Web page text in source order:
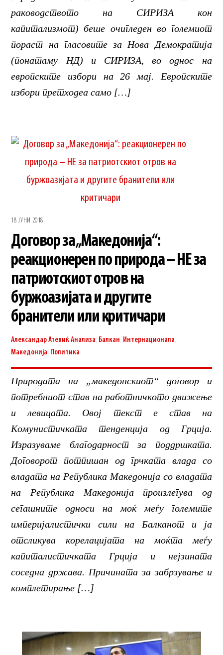
раководството на СИРИЗА кон
капитализмот) беше очигледен во големиот
пораст на гласовите за Нова Демократија
(понатаму НД) и СИРИЗА, во однос на
европските избори на 26 мај. Европските
избори претходеа само […]
18 ЈУНИ 2018
Договор за „Македонија“:
реакционерен по природа – НЕ за
патриотскиот отров на
буржоазијата и другите
бранители или критичари
Александар Атевиќ Анализа Балкан Интернационала
Македонија
Политика
Природата на „македонскиот“ договор и
потребниот став на работничкото движење
и левицата. Овој текст е став на
Комунистичката тенденција од Грција.
Изразуваме благодарност за поддршката.
Договорот потпишан од грчката влада со
владата на Република Македонија со владата
на Република Македонија произлегува од
сегашните односи на моќ меѓу големите
империјалистички сили на Балканот и ја
отсликува корелацијата на моќта меѓу
капиталистичката Грција и нејзината
соседна држава. Причината за забрзување и
комплетирање […]